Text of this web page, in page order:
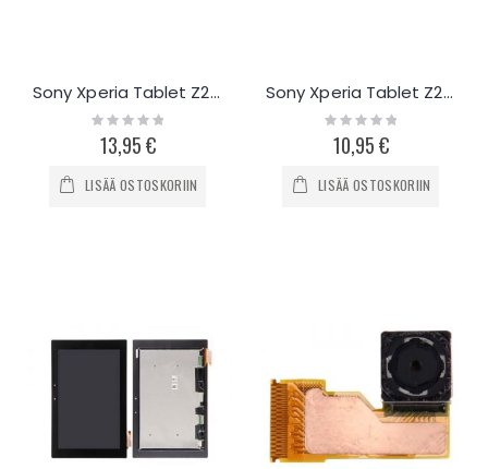
Sony Xperia Tablet Z2 etukamera
Rating:
0%
13,95 €
LISÄÄ OSTOSKORIIN
Sony Xperia Tablet Z2 latausportin flex-kaapeli
Rating:
0%
10,95 €
LISÄÄ OSTOSKORIIN